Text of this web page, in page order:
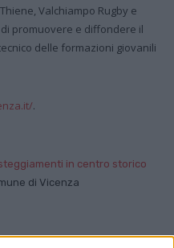
Valchiampo Rugby e
di promuovere e diffondere il
delle formazioni giovanili
.
in centro storico
di Vicenza